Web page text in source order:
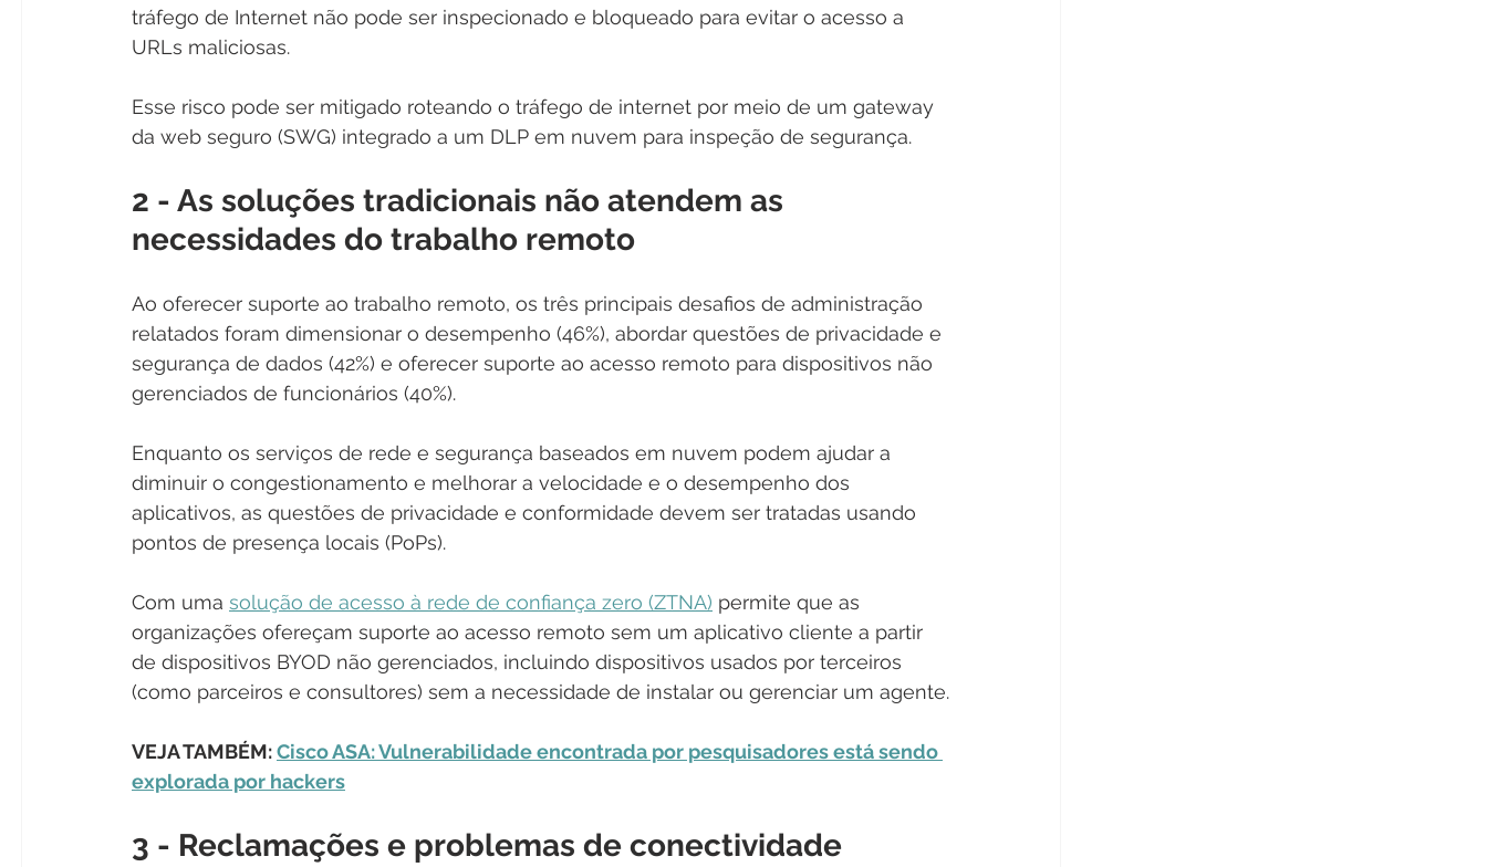
tráfego de Internet não pode ser inspecionado e bloqueado para evitar o acesso a
URLs maliciosas.
Esse risco pode ser mitigado roteando o tráfego de internet por meio de um gateway
da web seguro (SWG) integrado a um DLP em nuvem para inspeção de segurança.
2 - As soluções tradicionais não atendem as
necessidades do trabalho remoto
Ao oferecer suporte ao trabalho remoto, os três principais desafios de administração
relatados foram dimensionar o desempenho (46%), abordar questões de privacidade e
segurança de dados (42%) e oferecer suporte ao acesso remoto para dispositivos não
gerenciados de funcionários (40%).
Enquanto os serviços de rede e segurança baseados em nuvem podem ajudar a
diminuir o congestionamento e melhorar a velocidade e o desempenho dos
aplicativos, as questões de privacidade e conformidade devem ser tratadas usando
pontos de presença locais (PoPs).
Com uma solução de acesso à rede de confiança zero (ZTNA) permite que as
organizações ofereçam suporte ao acesso remoto sem um aplicativo cliente a partir
de dispositivos BYOD não gerenciados, incluindo dispositivos usados por terceiros
(como parceiros e consultores) sem a necessidade de instalar ou gerenciar um agente.
VEJA TAMBÉM: Cisco ASA: Vulnerabilidade encontrada por pesquisadores está sendo
explorada por hackers
3 - Reclamações e problemas de conectividade